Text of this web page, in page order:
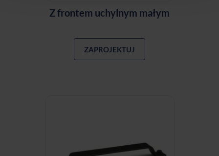
Z frontem uchylnym małym
ZAPROJEKTUJ